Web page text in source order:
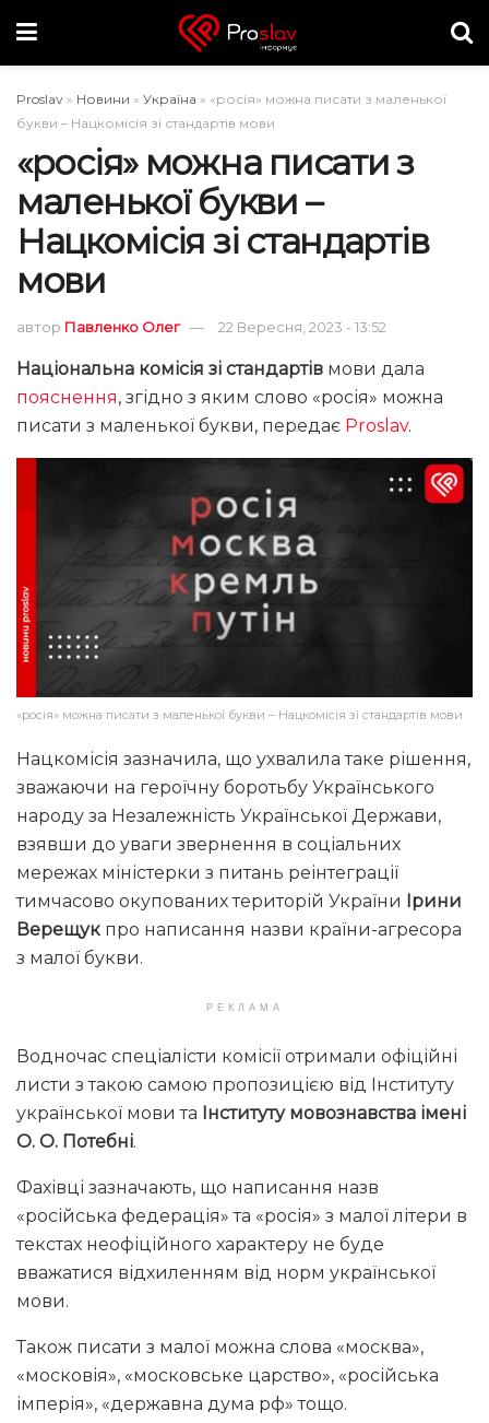
Proslav » Новини » Україна » «росія» можна писати з маленької
букви – Нацкомісія зі стандартів мови
«росія» можна писати з
маленької букви –
Нацкомісія зі стандартів
мови
автор Павленко Олег 22 Вересня, 2023 - 13:52
Національна комісія зі стандартів мови дала
пояснення, згідно з яким слово «росія» можна
писати з маленької букви, передає Proslav.
«росія» можна писати з маленької букви – Нацкомісія зі стандартів мови
Нацкомісія зазначила, що ухвалила таке рішення,
зважаючи на героїчну боротьбу Українського
народу за Незалежність Української Держави,
взявши до уваги звернення в соціальних
мережах міністерки з питань реінтеграції
тимчасово окупованих територій України
Ірини
Верещук про написання назви країни-агресора
з малої букви.
РЕКЛАМА
Водночас спеціалісти комісії отримали офіційні
листи з такою самою пропозицією від Інституту
української мови та Інституту мовознавства імені
О. О. Потебні.
Фахівці зазначають, що написання назв
«російська федерація» та «росія» з малої літери в
текстах неофіційного характеру не буде
вважатися відхиленням від норм української
мови.
Також писати з малої можна слова «москва»,
«московія», «московське царство», «російська
імперія», «державна дума рф» тощо.